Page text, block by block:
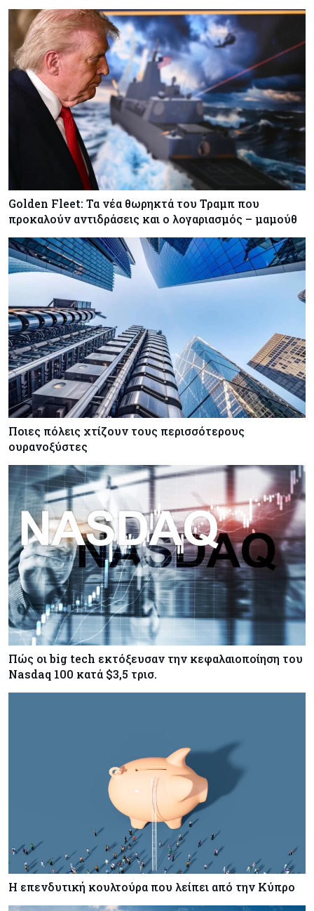
Golden Fleet: Τα νέα θωρηκτά του Τραμπ που
προκαλούν αντιδράσεις και ο λογαριασμός – μαμούθ
Ποιες πόλεις χτίζουν τους περισσότερους
ουρανοξύστες
Πώς οι big tech εκτόξευσαν την κεφαλαιοποίηση του
Nasdaq 100 κατά $3,5 τρισ.
Η επενδυτική κουλτούρα που λείπει από την Κύπρο